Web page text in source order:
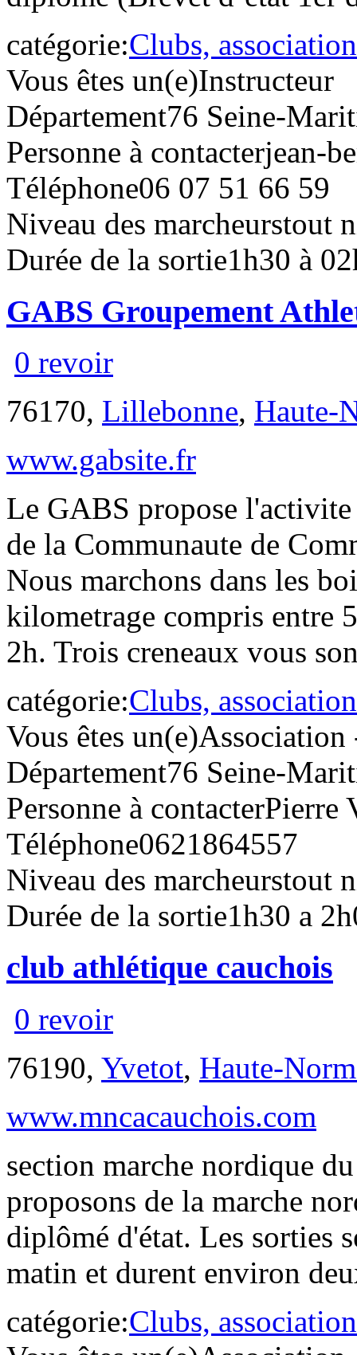
catégorie:Clubs,
Vous êtes un(e)Instructeur
Département76 Seine-
Personne à contacterjean-
Téléphone06 07 51 66 59
Niveau des marcheurstout
Durée de la sortie1h30 à
GABS Groupement
0 revoir
76170, Lillebonne, Haute-
www.gabsite.fr
Le GABS propose
de la Communaute de
Nous marchons dans les
kilometrage compris entre
2h. Trois creneaux vous
catégorie:Clubs,
Vous êtes un(e)Association
Département76 Seine-
Personne à contacterPierre
Téléphone0621864557
Niveau des marcheurstout
Durée de la sortie1h30 a
club athlétique cauchois
0 revoir
76190, Yvetot, Haute-
www.mncacauchois.com
section marche nordique
proposons de la marche
diplômé d'état. Les sorties
matin et durent environ
catégorie:Clubs,